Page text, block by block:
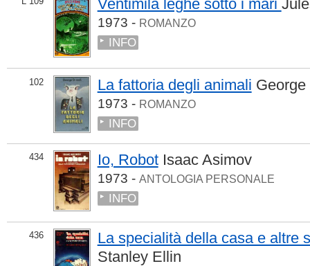
Ventimila leghe sotto i mari
1973 - ROMANZO
INFO
102 La fattoria degli animali
1973 - ROMANZO
INFO
434 Io, Robot Isaac Asimov
1973 - ANTOLOGIA PERSONALE
INFO
436
La specialità della casa e altre
Stanley Ellin